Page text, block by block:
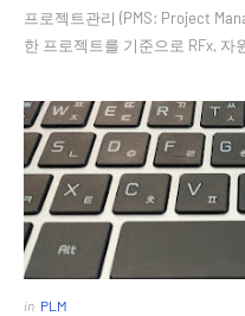
프로젝트관리 (PMS: Project
한 프로젝트를 기준으로 RFx, 자
in PLM